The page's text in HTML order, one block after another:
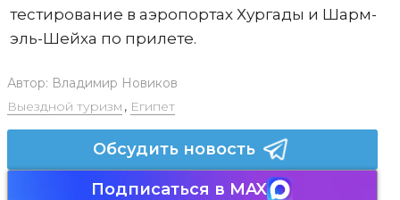
тестирование в аэропортах Хургады и Шарм-
эль-Шейха по прилете.
Автор: Владимир Новиков
Выездной туризм , Египет
Обсудить новость
Подписаться в MAX